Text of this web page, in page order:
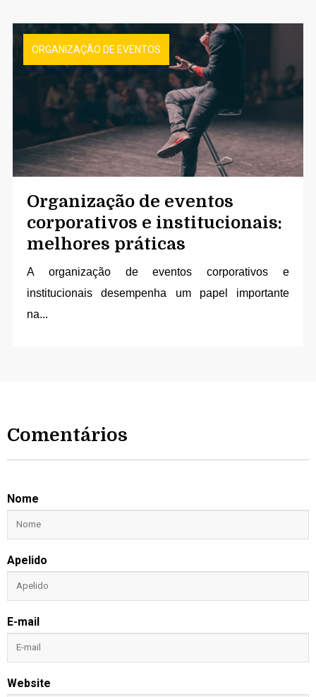
ORGANIZAÇÃO DE EVENTOS
Organização de eventos
corporativos e institucionais:
melhores práticas
A organização de eventos corporativos e
institucionais desempenha um papel importante
na...
Comentários
Nome
Apelido
E-mail
Website